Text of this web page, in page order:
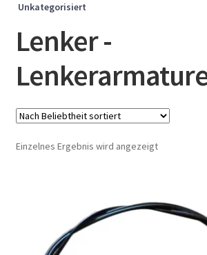
Unkategorisiert
Lenker -
Einzelnes Ergebnis wird angezeigt